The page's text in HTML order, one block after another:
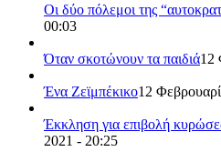
Οι δύο πόλεμοι της
00:03
Όταν σκοτώνουν τα παιδιά12
Ένα Ζεϊμπέκικο12
Έκκληση για επιβολή
2021 - 20:25